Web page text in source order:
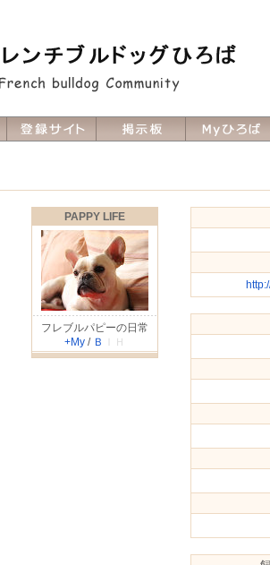
PAPPY LIFE
フレブルパピーの日常
+My / Ｂ ＩＨ